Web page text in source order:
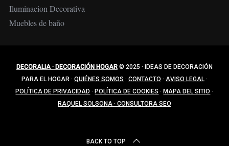
Iluminacion Decorativa
Muebles de baño
DECORALIA · DECORACIÓN HOGAR© 2025 · IDEAS DE DECORACIÓN
PARA EL HOGAR · QUIÉNES SOMOS · CONTACTO · AVISO LEGAL ·
POLÍTICA DE PRIVACIDAD · POLÍTICA DE COOKIES · MAPA DEL SITIO ·
RAQUEL SOLSONA · CONSULTORA SEO
BACK TO TOP